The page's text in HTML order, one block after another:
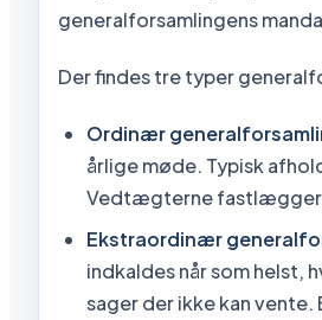
generalforsamlingens
Der findes tre typer
Ordinær
årlige møde. Typisk
Vedtægterne
Ekstraordinær
indkaldes når som helst,
sager der ikke kan vente.